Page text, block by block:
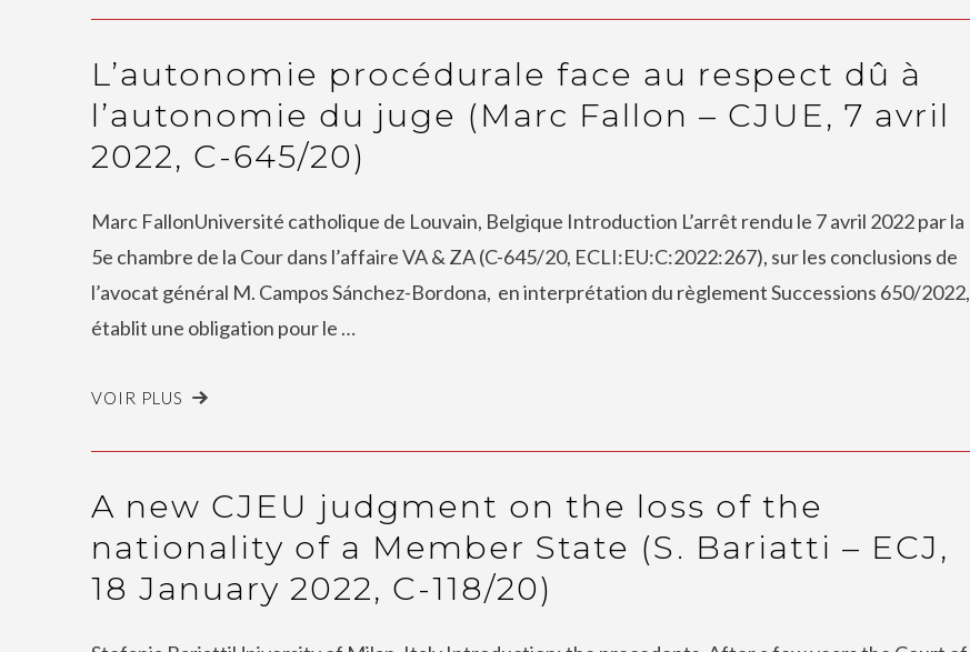
L’autonomie procédurale face au respect dû à
l’autonomie du juge (Marc Fallon – CJUE, 7 avril
2022, C-645/20)
Marc FallonUniversité catholique de Louvain, Belgique Introduction L’arrêt rendu le 7 avril 2022 par la
5e chambre de la Cour dans l’affaire VA & ZA (C-645/20, ECLI:EU:C:2022:267), sur les conclusions de
l’avocat général M. Campos Sánchez-Bordona, en interprétation du règlement Successions 650/2022,
établit une obligation pour le …
VOIR PLUS
A new CJEU judgment on the loss of the
nationality of a Member State (S. Bariatti – ECJ,
18 January 2022, C-118/20)